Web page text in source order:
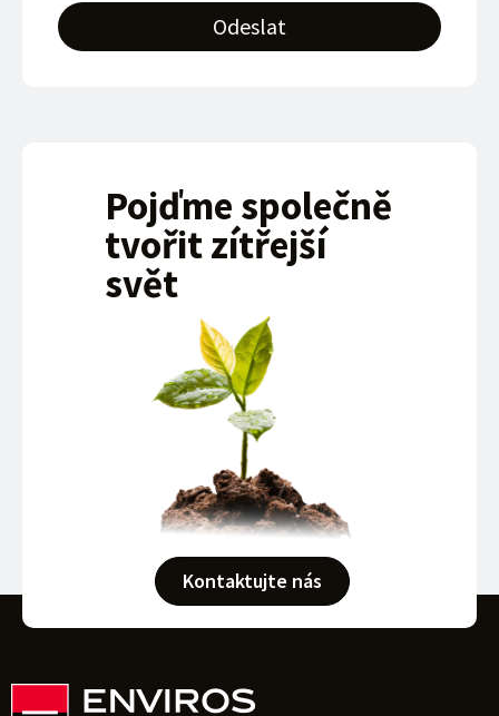
Odeslat
Pojďme společně
tvořit zítřejší
svět
Kontaktujte nás